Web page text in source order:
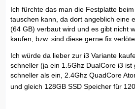
Ich fürchte das man die Festplatte
tauschen kann, da dort angeblich eine
(64 GB) verbaut wird und es gibt nicht
kaufen, bzw. sind diese gerne fix
Ich würde da lieber zur i3 Variante
schneller (ja ein 1.5Ghz DualCore i3 ist
schneller als ein, 2.4Ghz QuadCore
und gleich 128GB SSD Speicher für